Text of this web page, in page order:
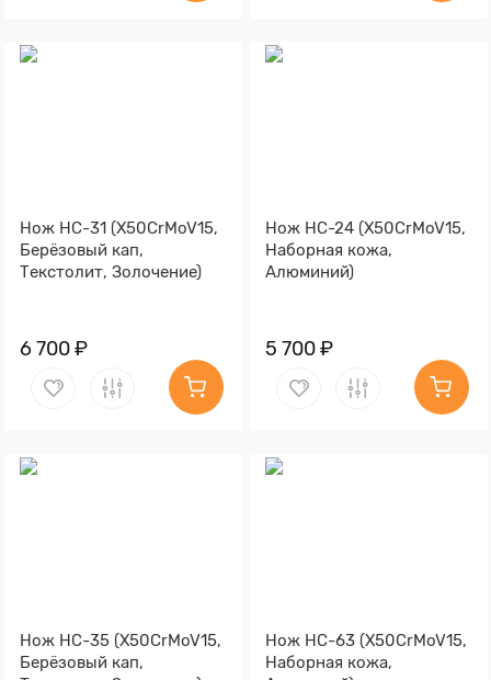
Нож НС-31 (X50CrMoV15,
Берёзовый кап,
Текстолит, Золочение)
6 700 ₽
Нож НС-24 (X50CrMoV15,
Наборная кожа,
Алюминий)
5 700 ₽
Нож НС-35 (X50CrMoV15,
Берёзовый кап,
Нож НС-63 (X50CrMoV15,
Наборная кожа,